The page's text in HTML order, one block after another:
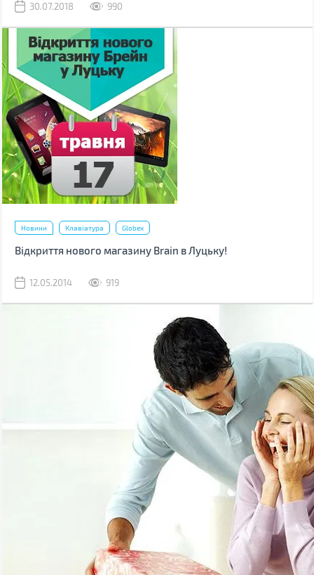
5.
30.07.2018 990
Новини Клавіатура Globex
Відкриття нового магазину Brain в Луцьку!
12.05.2014 919